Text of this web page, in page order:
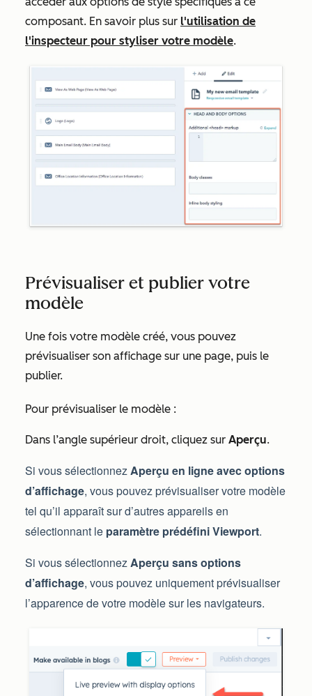
composant. En savoir plus sur l'utilisation de
l'inspecteur pour styliser votre modèle.
Prévisualiser et publier votre
modèle
Une fois votre modèle créé, vous pouvez
prévisualiser son affichage sur une page, puis le
publier.
Pour prévisualiser le modèle :
Dans l’angle supérieur droit, cliquez sur Aperçu.
Si vous sélectionnezAperçu en ligne avec options
d’affichage, vous pouvez prévisualiser votre modèle
tel qu’il apparaît sur d’autres appareils en
sélectionnant le paramètre prédéfini Viewport.
Si vous sélectionnezAperçu sans options
d’affichage, vous pouvez uniquement prévisualiser
l’apparence de votre modèle sur les navigateurs.